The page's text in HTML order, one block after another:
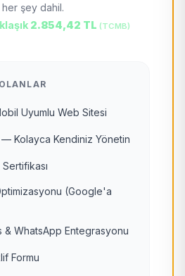
her şey dahil.
2.854,42 TL (TCMB)
Uyumlu Web Sitesi
— Kolayca Kendiniz Yönetin
(Google'a
& WhatsApp Entegrasyonu
Formu